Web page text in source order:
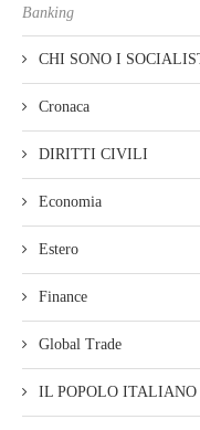
Banking
CHI SONO I
Cronaca
DIRITTI CIVILI
Economia
Estero
Finance
Global Trade
IL POPOLO ITALIANO